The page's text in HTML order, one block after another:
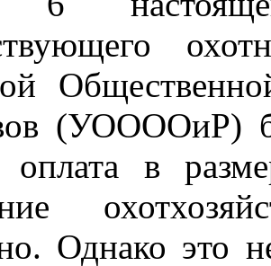
(УООООиР)
оплата в
Однако это